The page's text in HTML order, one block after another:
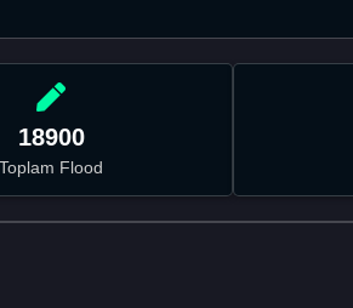
18900
Toplam Flood